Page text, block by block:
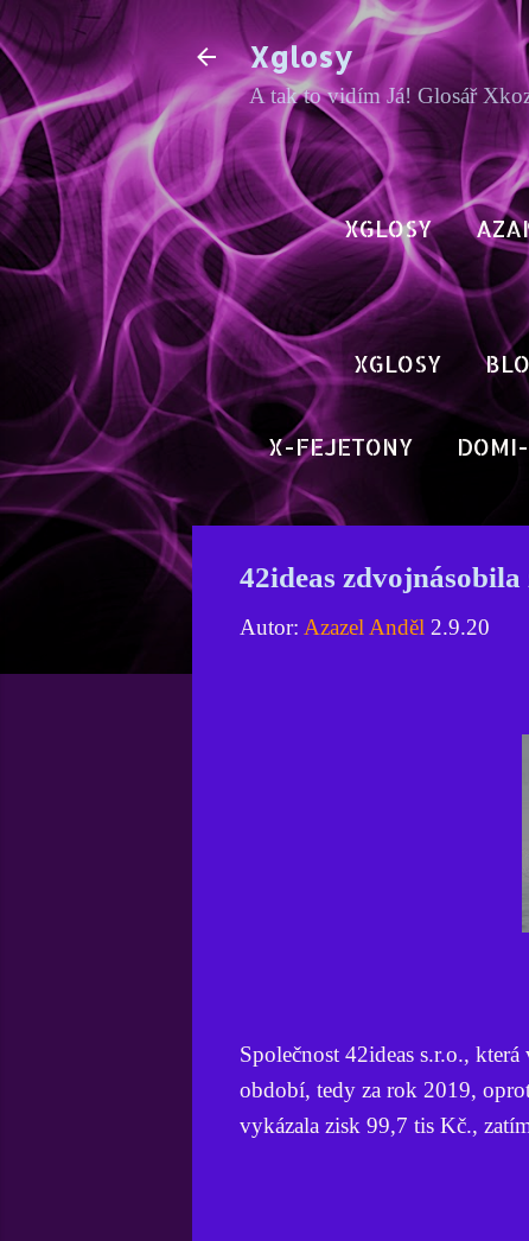
Xglosy
A tak to vidím Já! Glosář
XGLOSY
XGLOSY
X-FEJETONY
42ideas
Autor: Azazel Anděl 2.9.20
Společnost 42ideas s.r.o.,
období, tedy za rok 2019,
vykázala zisk 99,7 tis Kč.,